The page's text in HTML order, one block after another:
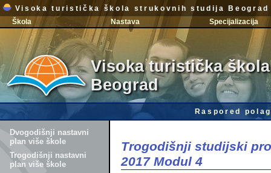
Visoka turistička škola strukovnih studija Beograd
Škola
Nastava Specijalizacija
Visoka turistička
Beograd
Raspored
Dvogodišnji nastavni
plan više škole
Trogodišnji nastavni
plan više škole
Trogodišnji studijski
2017 Modul 4